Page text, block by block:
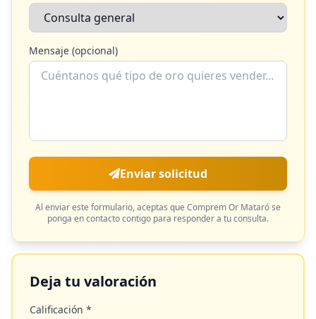
Mensaje (opcional)
Enviar solicitud
Al enviar este formulario, aceptas que Comprem Or Mataróse
ponga en contacto contigo para responder a tu consulta.
Deja tu valoración
Calificación *